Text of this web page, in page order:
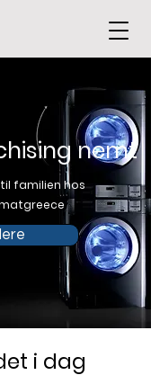
nemt
familien hos
i dag